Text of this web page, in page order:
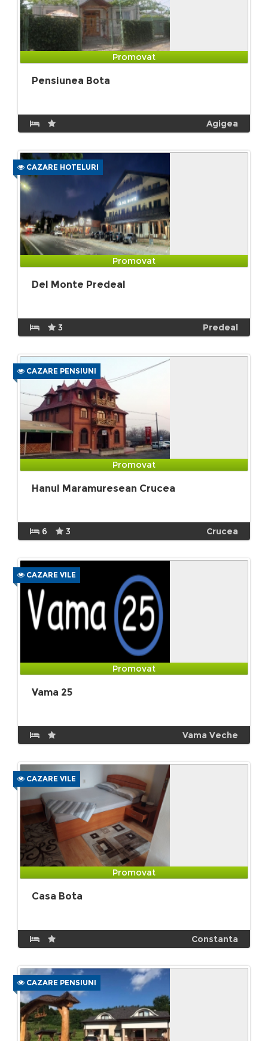
Promovat
Pensiunea Bota
Agigea
CAZARE HOTELURI
Promovat
Del Monte Predeal
3 Predeal
CAZARE PENSIUNI
Promovat
Hanul Maramuresean Crucea
6 3 Crucea
CAZARE VILE
Promovat
Vama 25
Vama Veche
CAZARE VILE
Promovat
Casa Bota
Constanta
CAZARE PENSIUNI